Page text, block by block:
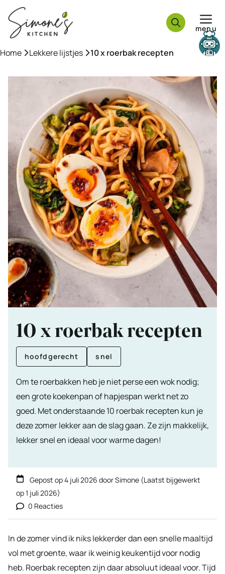
naar
inhoud
menu
Home »Lekkere lijstjes »10 x roerbak recepten
10 x roerbak recepten
hoofdgerecht snel
Om te roerbakken heb je niet perse een wok nodig;
een grote koekenpan of hapjespan werkt net zo
goed. Met onderstaande 10 roerbak recepten kun je
deze zomer lekker aan de slag gaan. Ze zijn makkelijk,
lekker snel en ideaal voor warme dagen!
Gepost op4 juli 2026 doorSimone (Laatst bijgewerkt
op1 juli 2026)
0 Reacties
In de zomer vind ik niks lekkerder dan een snelle maaltijd
vol met groente, waar ik weinig keukentijd voor nodig
heb. Roerbak recepten zijn daar absoluut ideaal voor. Tijd
Need help?